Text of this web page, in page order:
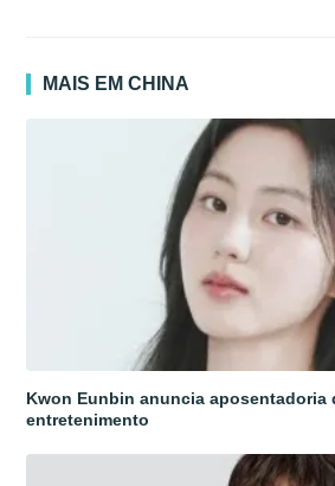
MAIS EM CHINA
Kwon Eunbin anuncia aposentadoria
entretenimento